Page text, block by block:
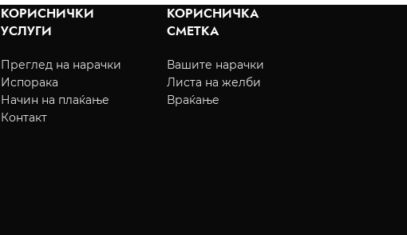
КОРИСНИЧКИ
УСЛУГИ
Преглед на нарачки
Испорака
Начин на плаќање
Контакт
КОРИСНИЧКА
СМЕТКА
Вашите нарачки
Листа на желби
Враќање